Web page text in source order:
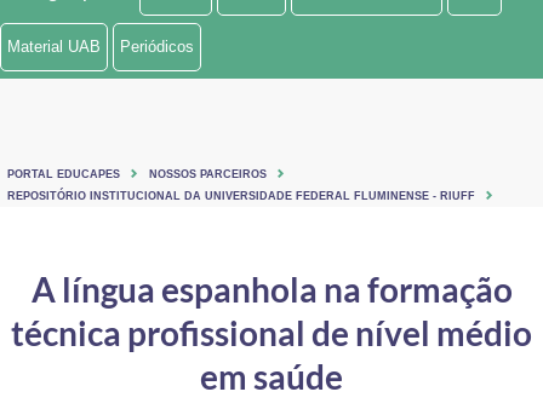
Ministério de Minas e Energia
Ministério do Turismo
Controladoria-Geral da União
Ministério da Mulher, da Família e dos Direitos Humanos
Material UAB Periódicos
PORTAL EDUCAPES
NOSSOS PARCEIROS
REPOSITÓRIO INSTITUCIONAL DA UNIVERSIDADE FEDERAL FLUMINENSE - RIUFF
A língua espanhola na formação
técnica profissional de nível médio
em saúde